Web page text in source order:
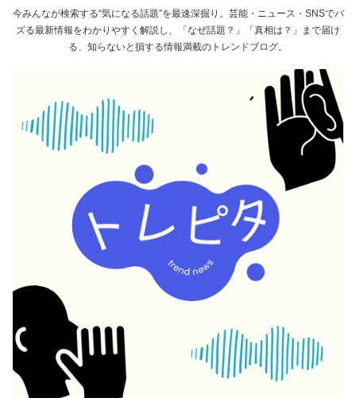
今みんなが検索する“気になる話題”を最速深掘り。芸能・ニュース・SNSでバ
ズる最新情報をわかりやすく解説し、「なぜ話題？」「真相は？」まで届け
る、知らないと損する情報満載のトレンドブログ。